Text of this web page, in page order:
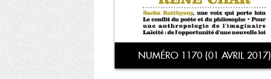
NUMÉRO 1170 (01 AVRIL 2017)